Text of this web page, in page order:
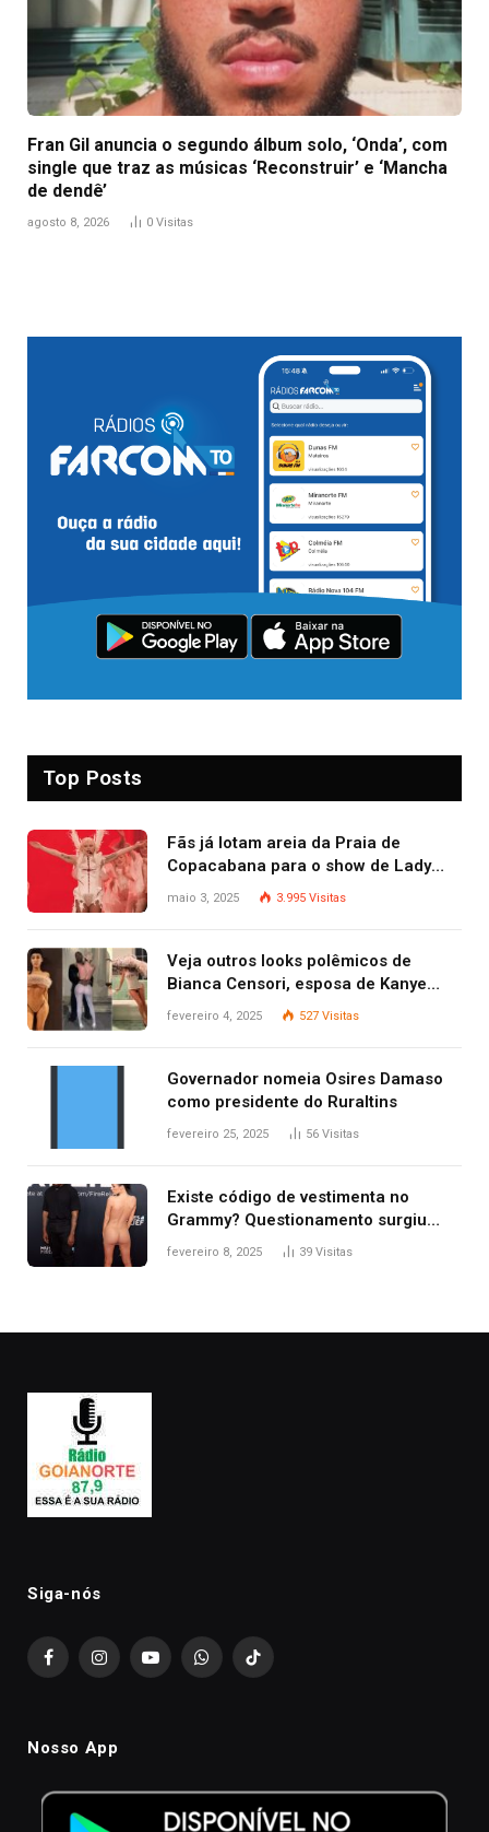
Fran Gil anuncia o segundo álbum solo, ‘Onda’, com
single que traz as músicas ‘Reconstruir’ e ‘Mancha
de dendê’
agosto 8, 2026 0 Visitas
Top Posts
Fãs já lotam areia da Praia de
Copacabana para o show de Lady
Gaga
maio 3, 2025 3.995 Visitas
Veja outros looks polêmicos de
Bianca Censori, esposa de Kanye
West que apareceu nua no Grammy
fevereiro 4, 2025 527 Visitas
Governador nomeia Osires Damaso
como presidente do Ruraltins
fevereiro 25, 2025 56 Visitas
Existe código de vestimenta no
Grammy? Questionamento surgiu
após Bianca Censori, mulher de
fevereiro 8, 2025 39 Visitas
Siga-nós
FacebookInstagramYouTubeWhatsAppTikTok
Nosso App